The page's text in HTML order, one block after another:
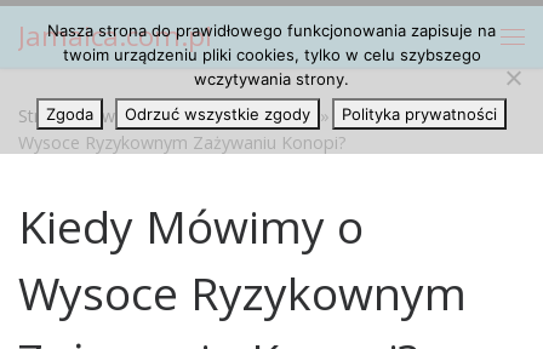
Przejdź do treści
Jamaica.com.pl
Strona główna » Marihuana Cannabis »
Kiedy Mówimy o
Wysoce Ryzykownym Zażywaniu Konopi?
Kiedy Mówimy o
Wysoce Ryzykownym
Nasza strona do prawidłowego funkcjonowania zapisuje na
twoim urządzeniu pliki cookies, tylko w celu szybszego
wczytywania strony.
Zgoda
Odrzuć wszystkie zgody Polityka prywatności